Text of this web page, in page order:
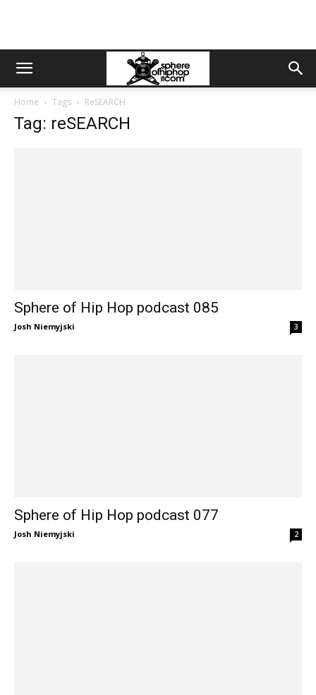
Home Tags ReSEARCH
Tag: reSEARCH
Sphere of Hip Hop podcast 085
Josh Niemyjski 3
Sphere of Hip Hop podcast 077
Josh Niemyjski 2